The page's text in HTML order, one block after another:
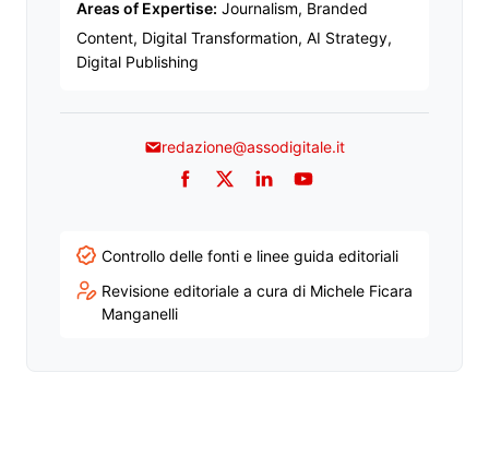
Areas of Expertise: Journalism, Branded
Content, Digital Transformation, AI Strategy,
Digital Publishing
redazione@assodigitale.it
Facebook
TwitterLinkedInYouTube
Controllo delle fonti e linee guida editoriali
Revisione editoriale a cura di Michele Ficara
Manganelli